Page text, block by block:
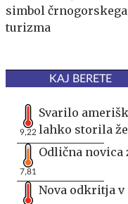
simbol črnogorskega
turizma
KAJ BERETE
9,22
Svarilo
lahko storila
7,81
Odlična novica
Nova odkritja v